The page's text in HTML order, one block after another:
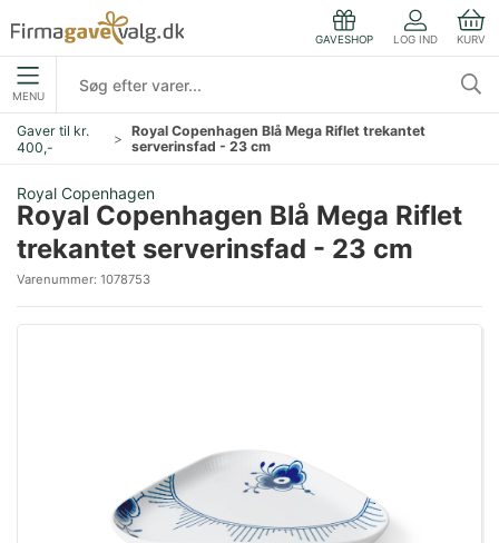
GAVESHOP LOG IND KURV
MENU
Gaver til kr.
400,-
Royal Copenhagen Blå Mega Riflet trekantet
serverinsfad - 23 cm
Royal Copenhagen
Royal Copenhagen Blå Mega Riflet
trekantet serverinsfad - 23 cm
Varenummer: 1078753